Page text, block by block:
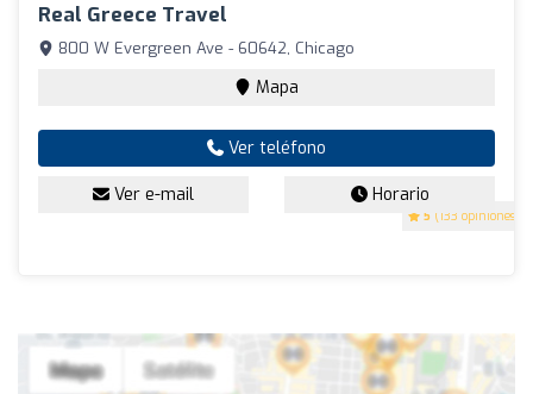
Real Greece Travel
5 (133 opiniones)
800 W Evergreen Ave - 60642, Chicago
Mapa
Ver teléfono
Ver e-mail Horario